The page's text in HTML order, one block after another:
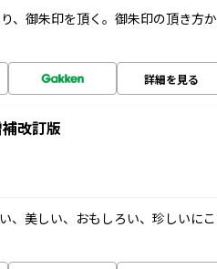
、御朱印を頂く。御朱印の頂き方か
詳細を見る
改訂版
、美しい、おもしろい、珍しいにこ